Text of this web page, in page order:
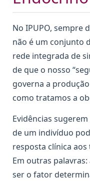
No IPUPO, sempre
não é um conjunto
rede integrada de
de que o nosso
governa a
como tratamos a
Evidências
de um indivíduo
resposta clínica
Em outras
ser o fator